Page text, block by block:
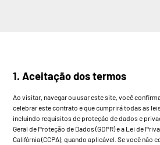
1. Aceitação dos termos
Ao visitar, navegar ou usar este site, você
celebrar este contrato e que cumprirá todas as
incluindo requisitos de proteção de dados e
Geral de Proteção de Dados (GDPR) e a Lei de
Califórnia (CCPA), quando aplicável. Se você não